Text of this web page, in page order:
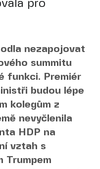
pro
nezapojovat
summitu
funkci. Premiér
budou lépe
kolegům z
nevyčlenila
HDP na
vztah s
Trumpem